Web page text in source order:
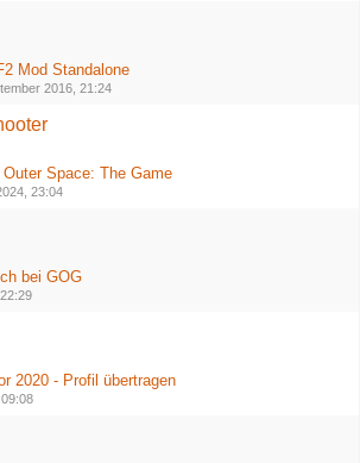
Mod Standalone
2016, 21:24
Space: The Game
23:04
bei GOG
2020 - Profil übertragen